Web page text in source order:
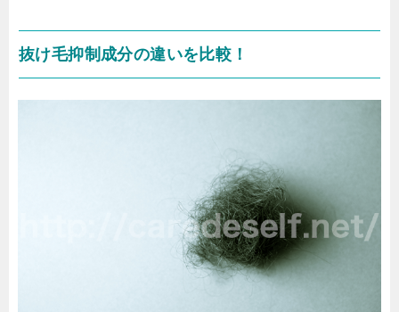
抜け毛抑制成分の違いを比較！